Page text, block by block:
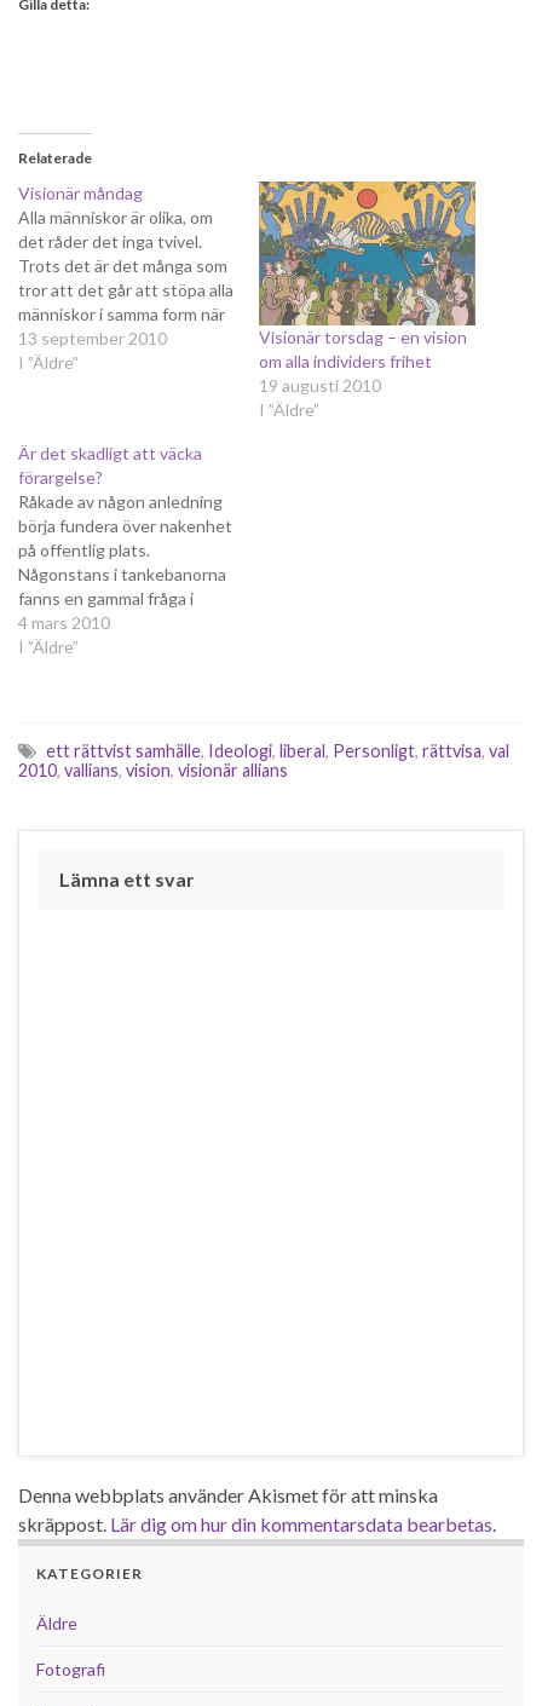
Gilla detta:
Relaterade
Visionär måndag
Alla människor är olika, om
det råder det inga tvivel.
Trots det är det många som
tror att det går att stöpa alla
människor i samma form när
det gäller exempelvis
arbetsrätt,
vision handlar om ett
samhälle där alla tillåts…
13 september 2010
I ”Äldre”
Visionär torsdag – en vision
om alla individers frihet
19 augusti 2010
I ”Äldre”
Är det skadligt att väcka
förargelse?
Råkade av någon anledning
börja fundera över nakenhet
på offentlig plats.
Någonstans i tankebanorna
fanns en gammal fråga i
spelet Nationstates,
huruvida man ville tillåta
sammanhanget. Nu, flera år
senare, fick det mig att…
4 mars 2010
I ”Äldre”
ett rättvist samhälle, Ideologi, liberal, Personligt, rättvisa, val
2010, vallians, vision, visionär allians
Lämna ett svar
Denna webbplats använder Akismet för att minska
skräppost. Lär dig om hur din kommentarsdata bearbetas.
KATEGORIER
Äldre
Fotografi